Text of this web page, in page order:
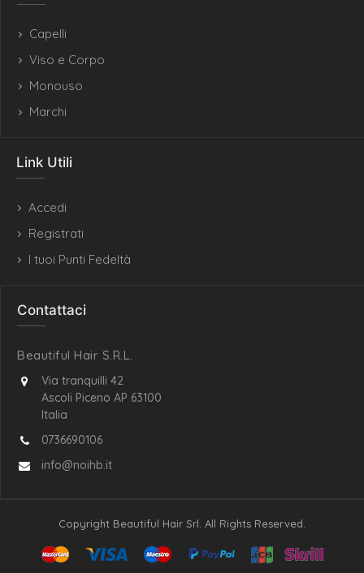
Capelli
Viso e Corpo
Monouso
Marchi
Link Utili
Accedi
Registrati
I tuoi Punti Fedeltà
Contattaci
Beautiful Hair S.R.L.
Via tranquilli 42
Ascoli Piceno AP 63100
Italia
0736690106
info@noihb.it
Copyright Beautiful Hair Srl. All Rights Reserved.